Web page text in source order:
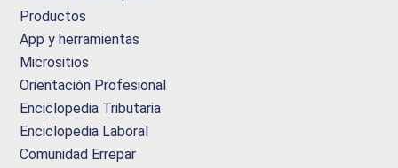
Productos
App y herramientas
Micrositios
Orientación Profesional
Enciclopedia Tributaria
Enciclopedia Laboral
Comunidad Errepar